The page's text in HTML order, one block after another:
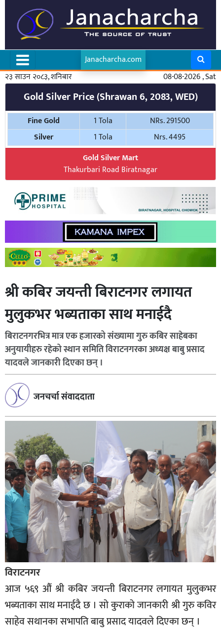
Janacharcha.com
२३ साउन २०८३, शनिबार
08-08-2026 , Sat
Gold Silver Price (Shrawan 6, 2083, WED)
Fine Gold 1 Tola
NRs. 291500
Silver
1 Tola
Nrs. 4495
Gold Silver Mart
Thakurbari Road Biratnagar
श्री कबिर जयन्ती बिराटनगर लगायत
मुलुकभर भब्यताका साथ मनाईदै
बिराटनगरभित्र मात्र एक हजारको संख्यामा गुरु कबिर साहेबका
अनुयायीहरु रहेको स्थान समिति विराटनगरका अध्यक्ष बाबु प्रसाद
यादवले जानकारी दिएका छन् ।
जनचर्चा संवाददाता
विराटनगर
आज ५६९ औं श्री कबिर जयन्ती बिराटनगर लगायत मुलुकभर
भब्यताका साथ मनाईदै छ । सो कुराको जानकारी श्री गुरु कविर
साहेव सथानका सभापति बाबु प्रसाद यादवले दिएका छन् ।